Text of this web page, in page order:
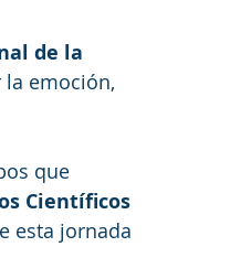
de la
emoción,
que
Científicos
esta jornada